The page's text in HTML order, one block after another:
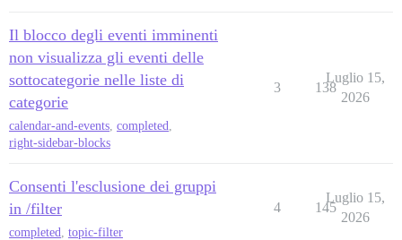
Il blocco degli eventi imminenti
non visualizza gli eventi delle
sottocategorie nelle liste di
categorie
calendar-and-events, completed,
right-sidebar-blocks
3 138
Luglio 15,
2026
Consenti l'esclusione dei gruppi
in /filter
completed, topic-filter
4 145
Luglio 15,
2026